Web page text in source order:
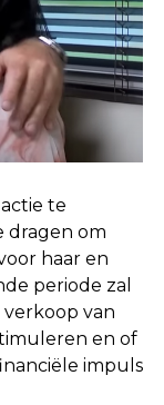
te
dragen om
haar en
periode zal
van
en of
impuls